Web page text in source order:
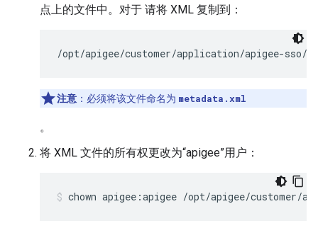
点上的文件中。对于 请将 XML 复制到：
/opt/apigee/customer/application/apigee-sso/
注意 ：必须将该文件命名为 metadata.xml
。
将 XML 文件的所有权更改为“apigee”用户：
chown apigee:apigee /opt/apigee/customer/